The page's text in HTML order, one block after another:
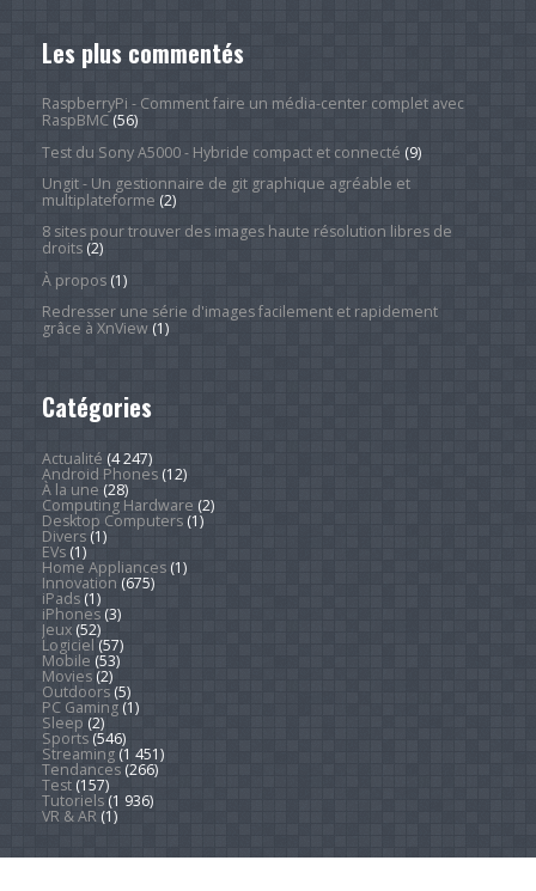
Les plus commentés
RaspberryPi - Comment faire un média-center complet avec
RaspBMC(56)
Test du Sony A5000 - Hybride compact et connecté (9)
Ungit - Un gestionnaire de git graphique agréable et
multiplateforme (2)
8 sites pour trouver des images haute résolution libres de
droits(2)
À propos(1)
Redresser une série d'images facilement et rapidement
grâce à XnView(1)
Catégories
Actualité (4 247)
Android Phones(12)
À la une (28)
Computing Hardware (2)
Desktop Computers(1)
Divers(1)
EVs(1)
Home Appliances(1)
Innovation (675)
iPads(1)
iPhones(3)
Jeux(52)
Logiciel (57)
Mobile (53)
Movies(2)
Outdoors(5)
PC Gaming(1)
Sleep (2)
Sports(546)
Streaming(1 451)
Tendances(266)
Test(157)
Tutoriels(1 936)
VR & AR(1)